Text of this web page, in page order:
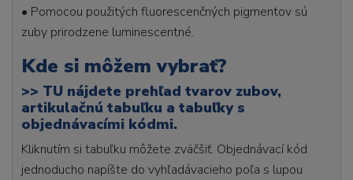
• Pomocou použitých fluorescenčných pigmentov sú
zuby prirodzene luminescentné.
Kde si môžem vybrať?
>> TU nájdete prehľad tvarov zubov,
artikulačnú tabuľku a tabuľky s
objednávacími kódmi.
Kliknutím si tabuľku môžete zväčšiť. Objednávací kód
jednoducho napíšte do vyhľadávacieho poľa s lupou